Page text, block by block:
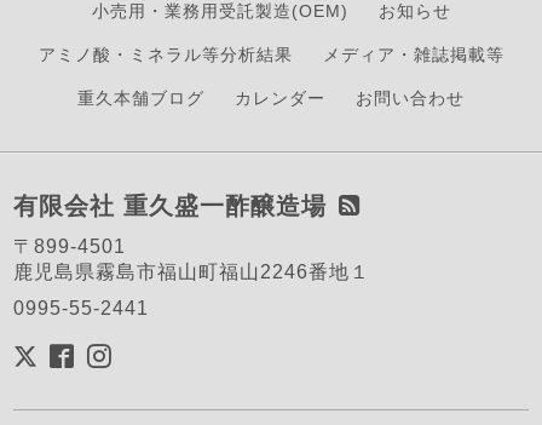
小売用・業務用受託製造(OEM) お知らせ
アミノ酸・ミネラル等分析結果 メディア・雑誌掲載等
重久本舗ブログ カレンダー お問い合わせ
有限会社 重久盛一酢醸造場
〒899-4501
鹿児島県霧島市福山町福山2246番地１
0995-55-2441